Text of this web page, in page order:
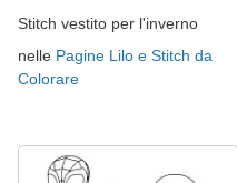
Stitch vestito per l'inverno
nelle Pagine Lilo e Stitch da
Colorare